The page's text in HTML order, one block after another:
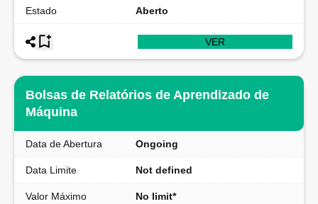
Estado Aberto
VER
Bolsas de Relatórios de Aprendizado de
Máquina
Data de Abertura Ongoing
Data Limite Not defined
Valor Máximo No limit*